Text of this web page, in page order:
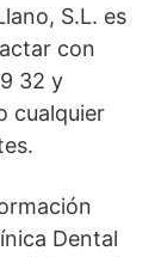
S.L. es
con
32 y
cualquier
Dental